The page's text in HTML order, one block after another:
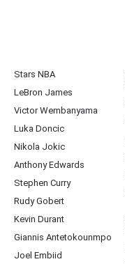
Stars NBA
LeBron James
Victor Wembanyama
Luka Doncic
Nikola Jokic
Anthony Edwards
Stephen Curry
Rudy Gobert
Kevin Durant
Giannis Antetokounmpo
Joel Embiid